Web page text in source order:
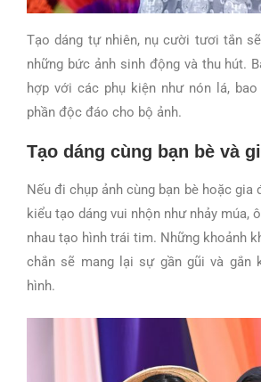
Tạo dáng tự nhiên, nụ cười tươi tắn
những bức ảnh sinh động và thu hút.
hợp với các phụ kiện như nón lá,
phần độc đáo cho bộ ảnh.
Tạo dáng cùng bạn bè và
Nếu đi chụp ảnh cùng bạn bè hoặc gia
kiểu tạo dáng vui nhộn như nhảy múa,
nhau tạo hình trái tim. Những khoảnh
chắn sẽ mang lại sự gần gũi và gắn
hình.